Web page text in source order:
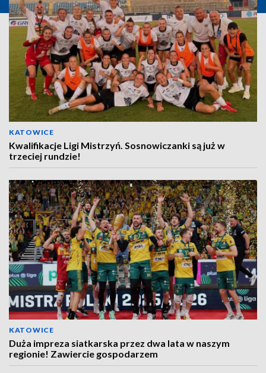
KATOWICE
Kwalifikacje Ligi Mistrzyń. Sosnowiczanki są już w
trzeciej rundzie!
KATOWICE
Duża impreza siatkarska przez dwa lata w naszym
regionie! Zawiercie gospodarzem